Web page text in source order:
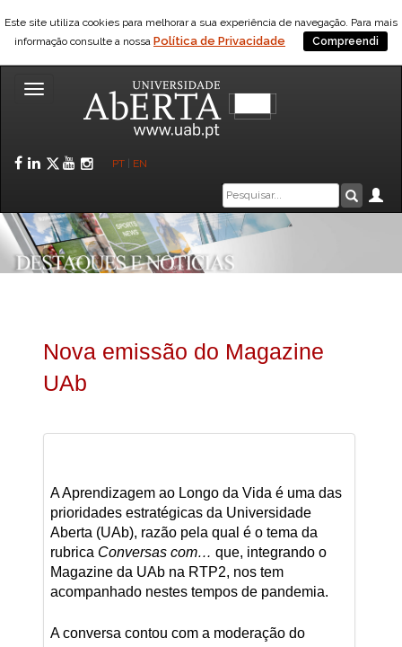
Este site utiliza cookies para melhorar a sua experiência de navegação. Para mais
informação consulte a nossa Política de Privacidade Compreendi
Toggle
Facebook
LinkedIn
Twitter
YouTube
Instagram
PT EN
Caixa
de
pesquisa
Nova emissão do Magazine
UAb
A Aprendizagem ao Longo da Vida é uma das
prioridades estratégicas da Universidade
Aberta (UAb), razão pela qual é o tema da
rubrica Conversas com… que, integrando o
Magazine da UAb na RTP2, nos tem
acompanhado nestes tempos de pandemia.
A conversa contou com a moderação do